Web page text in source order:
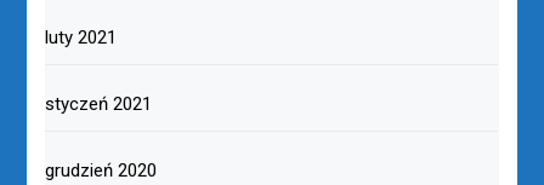
luty 2021
styczeń 2021
grudzień 2020